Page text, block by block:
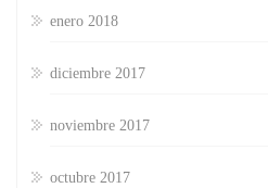
enero 2018
diciembre 2017
noviembre 2017
octubre 2017